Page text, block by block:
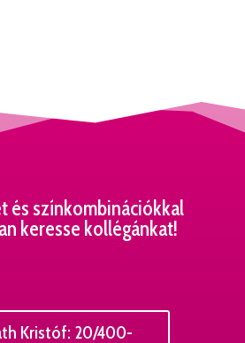
és színkombinációkkal
keresse kollégánkat!
Kristóf: 20/400-